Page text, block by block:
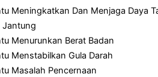
Meningkatkan Dan Menjaga Daya
Jantung
Menurunkan Berat Badan
Menstabilkan Gula Darah
Masalah Pencernaan